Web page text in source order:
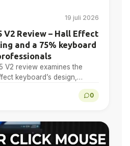
19 juli 2026
V2 Review – Hall Effect
and a 75% keyboard
V2 review examines the
keyboard’s design,
sound treatment, 8K polling,
multi-device connectivity. 0